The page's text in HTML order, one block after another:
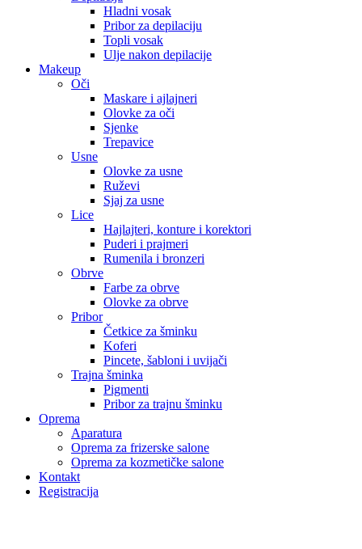
Hladni vosak
Pribor za depilaciju
Topli vosak
Ulje nakon depilacije
Makeup
Oči
Maskare i ajlajneri
Olovke za oči
Sjenke
Trepavice
Usne
Olovke za usne
Ruževi
Sjaj za usne
Lice
Hajlajteri, konture i korektori
Puderi i prajmeri
Rumenila i bronzeri
Obrve
Farbe za obrve
Olovke za obrve
Pribor
Četkice za šminku
Koferi
Pincete, šabloni i uvijači
Trajna šminka
Pigmenti
Pribor za trajnu šminku
Oprema
Aparatura
Oprema za frizerske salone
Oprema za kozmetičke salone
Kontakt
Registracija